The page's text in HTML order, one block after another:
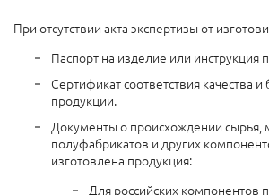
При отсутствии акта экспертизы от
Паспорт на изделие или инструкция
Сертификат соответствия качества и
продукции.
Документы о происхождении сырья,
полуфабрикатов и других
изготовлена продукция:
Для российских компонентов